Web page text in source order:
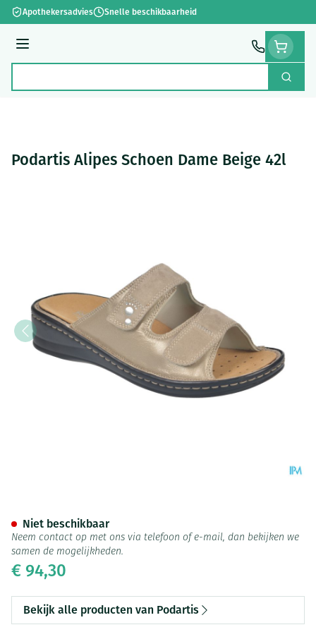
Ga naar de inhoud
Apothekersadvies Snelle beschikbaarheid
Menu
Zoek
Podartis Alipes Schoen Dame Beige 42l
€ 94,30
Niet beschikbaar
Neem contact op met ons via telefoon of e-mail, dan bekijken we
samen de mogelijkheden.
Bekijk alle producten van Podartis